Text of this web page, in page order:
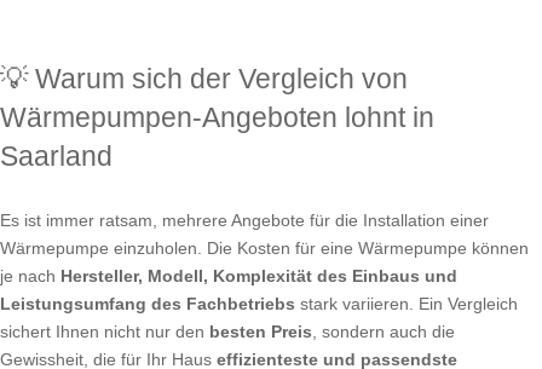
💡 Warum sich der Vergleich von
Wärmepumpen-Angeboten lohnt in
Saarland
Es ist immer ratsam, mehrere Angebote für die Installation einer
Wärmepumpe einzuholen. Die Kosten für eine Wärmepumpe können
je nach Hersteller, Modell, Komplexität des Einbaus und
Leistungsumfang des Fachbetriebs stark variieren. Ein Vergleich
sichert Ihnen nicht nur den besten Preis, sondern auch die
Gewissheit, die für Ihr Haus effizienteste und passendste